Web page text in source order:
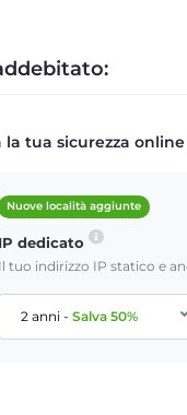
tua sicurezza
Nuove località aggiunte
IP dedicato
Il tuo indirizzo IP statico e
2 anni-Salva50%